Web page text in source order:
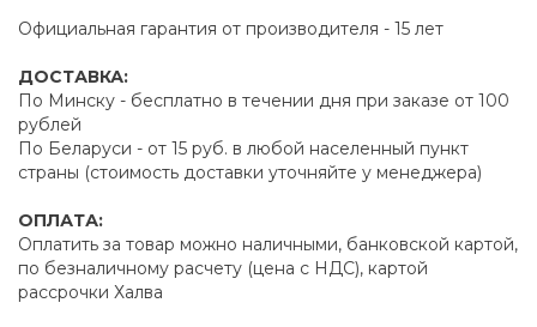
Официальная гарантия от производителя - 15 лет
ДОСТАВКА:
По Минску - бесплатно в течении дня при заказе от 100
рублей
По Беларуси - от 15 руб. в любой населенный пункт
страны (стоимость доставки уточняйте у менеджера)
ОПЛАТА:
Оплатить за товар можно наличными, банковской картой,
по безналичному расчету (цена с НДС), картой
рассрочки Халва